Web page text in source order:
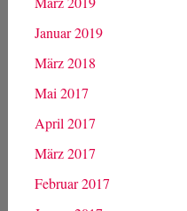
Januar 2019
März 2018
Mai 2017
April 2017
März 2017
Februar 2017